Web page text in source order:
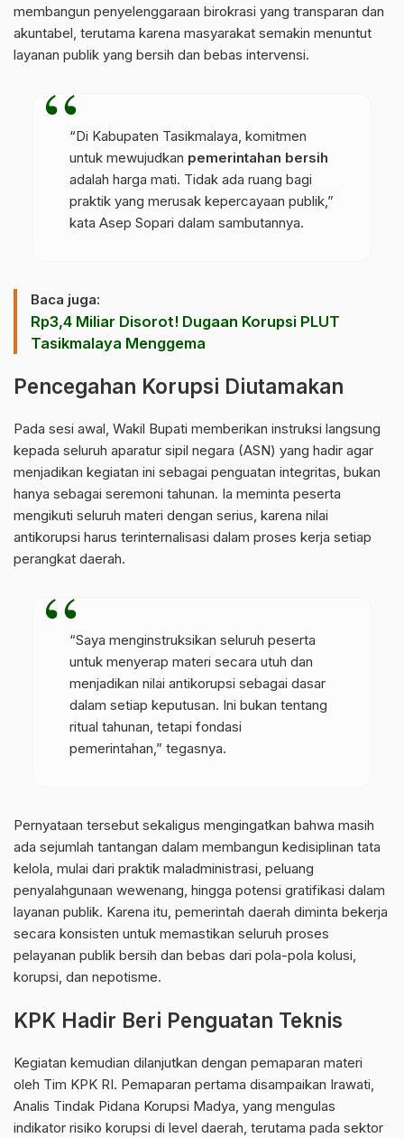
membangun penyelenggaraan birokrasi yang transparan dan
akuntabel, terutama karena masyarakat semakin menuntut
layanan publik yang bersih dan bebas intervensi.
“Di Kabupaten Tasikmalaya, komitmen
untuk mewujudkan pemerintahan bersih
adalah harga mati. Tidak ada ruang bagi
praktik yang merusak kepercayaan publik,”
kata Asep Sopari dalam sambutannya.
Baca juga:
Rp3,4 Miliar Disorot! Dugaan Korupsi PLUT
Tasikmalaya Menggema
Pencegahan Korupsi Diutamakan
Pada sesi awal, Wakil Bupati memberikan instruksi langsung
kepada seluruh aparatur sipil negara (ASN) yang hadir agar
menjadikan kegiatan ini sebagai penguatan integritas, bukan
hanya sebagai seremoni tahunan. Ia meminta peserta
mengikuti seluruh materi dengan serius, karena nilai
antikorupsi harus terinternalisasi dalam proses kerja setiap
perangkat daerah.
“Saya menginstruksikan seluruh peserta
untuk menyerap materi secara utuh dan
menjadikan nilai antikorupsi sebagai dasar
dalam setiap keputusan. Ini bukan tentang
ritual tahunan, tetapi fondasi
pemerintahan,” tegasnya.
Pernyataan tersebut sekaligus mengingatkan bahwa masih
ada sejumlah tantangan dalam membangun kedisiplinan tata
kelola, mulai dari praktik maladministrasi, peluang
penyalahgunaan wewenang, hingga potensi gratifikasi dalam
layanan publik. Karena itu, pemerintah daerah diminta bekerja
secara konsisten untuk memastikan seluruh proses
pelayanan publik bersih dan bebas dari pola-pola kolusi,
korupsi, dan nepotisme.
KPK Hadir Beri Penguatan Teknis
Kegiatan kemudian dilanjutkan dengan pemaparan materi
oleh Tim KPK RI. Pemaparan pertama disampaikan Irawati,
Analis Tindak Pidana Korupsi Madya, yang mengulas
indikator risiko korupsi di level daerah, terutama pada sektor